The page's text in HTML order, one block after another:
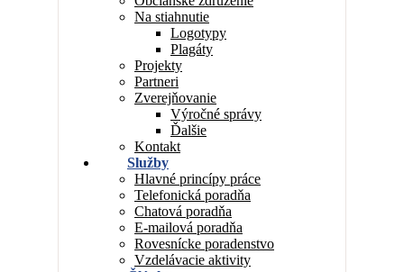
Na stiahnutie
Logotypy
Plagáty
Projekty
Partneri
Zverejňovanie
Výročné správy
Ďalšie
Kontakt
Služby
Hlavné princípy práce
Telefonická poradňa
Chatová poradňa
E-mailová poradňa
Rovesnícke poradenstvo
Vzdelávacie aktivity